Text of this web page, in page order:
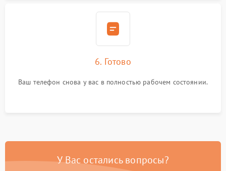
6. Готово
Ваш телефон снова у вас в полностью рабочем состоянии.
У Вас остались вопросы?